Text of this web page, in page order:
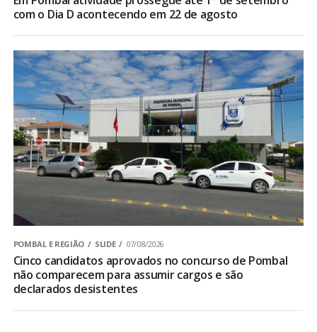
com o Dia D acontecendo em 22 de agosto
POMBAL E REGIÃO SLIDE 07/08/2026
Cinco candidatos aprovados no concurso de Pombal
não comparecem para assumir cargos e são
declarados desistentes